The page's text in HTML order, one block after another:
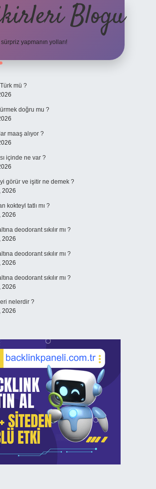
Blogu
yapmanın yolları!
mü ?
doğru mu ?
maaş alıyor ?
içinde ne var ?
görür ve işitir ne demek ?
2026
kokteyl tatlı mı ?
2026
deodorant sıkılır mı ?
2026
deodorant sıkılır mı ?
2026
deodorant sıkılır mı ?
2026
nelerdir ?
2026